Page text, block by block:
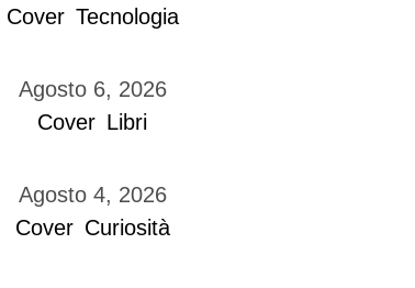
Cover Tecnologia
Agosto 6, 2026
Cover Libri
Agosto 4, 2026
Cover Curiosità